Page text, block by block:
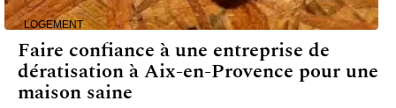
LOGEMENT
Faire confiance à une entreprise de
dératisation à Aix-en-Provence pour une
maison saine